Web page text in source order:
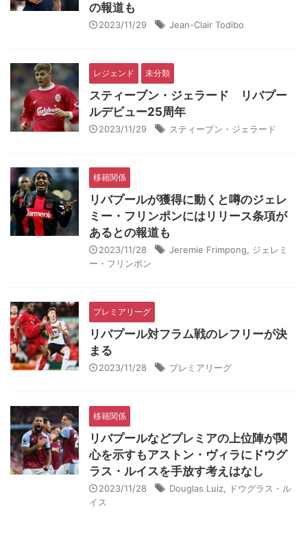
の報道も
2023/11/29 Jean-Clair Todibo
レジェンド 未分類
スティーブン・ジェラード リバプー
ルデビュー25周年
2023/11/29 スティーブン・ジェラード
移籍関係
リバプールが獲得に動くと噂のジェレ
ミー・フリンポンにはリリース条項が
あるとの報道も
2023/11/28 Jeremie Frimpong
ジェレミ
ー・フリンポン
プレミアリーグ
リバプール対フラム戦のレフリーが決
まる
2023/11/28 プレミアリーグ
移籍関係
リバプールなどプレミアの上位陣が関
心を示すもアストン・ヴィラにドウグ
ラス・ルイスを手放す考えはなし
2023/11/28 Douglas Luiz
ドウグラス・ル
イス